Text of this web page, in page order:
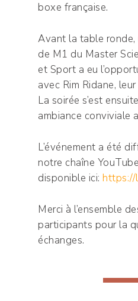
boxe française.
Avant la table
de M1 du Master
et Sport a eu
avec Rim Ridane,
La soirée s’est
ambiance conviviale
L’événement a été
notre chaîne
disponible ici:https://
Merci à l’ensemble
participants pour la
échanges.